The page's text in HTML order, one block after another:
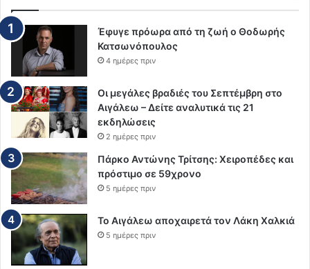
Έφυγε πρόωρα από τη ζωή ο Θοδωρής
Κατσωνόπουλος
4 ημέρες πριν
Οι μεγάλες βραδιές του Σεπτέμβρη στο
Αιγάλεω – Δείτε αναλυτικά τις 21
εκδηλώσεις
2 ημέρες πριν
Πάρκο Αντώνης Τρίτσης: Χειροπέδες και
πρόστιμο σε 59χρονο
5 ημέρες πριν
Το Αιγάλεω αποχαιρετά τον Λάκη Χαλκιά
5 ημέρες πριν